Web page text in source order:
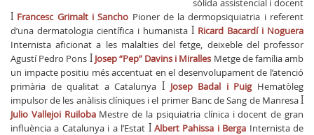
sòlida assistencial i docent
ꟾ Francesc Grimalt i Sancho Pioner de la dermopsiquiatria i referent
d’una dermatologia científica i humanista ꟾ Ricard Bacardí i Noguera
Internista aficionat a les malalties del fetge, deixeble del professor
Agustí Pedro Pons ꟾ Josep “Pep” Davins i Miralles Metge de família amb
un impacte positiu més accentuat en el desenvolupament de l’atenció
primària de qualitat a Catalunya ꟾ Josep Badal i Puig Hematòleg
impulsor de les anàlisis clíniques i el primer Banc de Sang de Manresaꟾ
Julio Vallejoi Ruiloba Mestre de la psiquiatria clínica i docent de gran
influència a Catalunya i a l’Estat ꟾ Albert Pahissa i Berga Internista de